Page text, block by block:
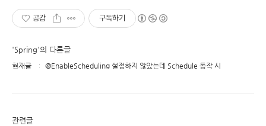
공감 구독하기
'Spring'의 다른글
현재글 @EnableScheduling 설정하지 않았는데 Schedule 동작 시
관련글